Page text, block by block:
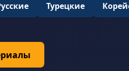
Турецкие